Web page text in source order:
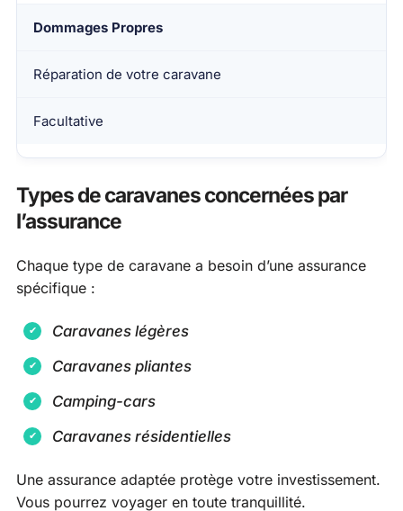
Dommages Propres
Réparation de votre caravane
Facultative
Types de caravanes concernées par
l’assurance
Chaque type de caravane a besoin d’une assurance
spécifique :
Caravanes légères
Caravanes pliantes
Camping-cars
Caravanes résidentielles
Une assurance adaptée protège votre investissement.
Vous pourrez voyager en toute tranquillité.